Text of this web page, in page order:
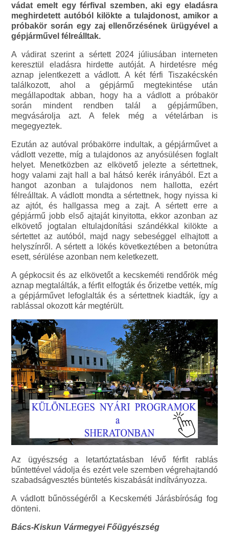
vádat emelt egy férfival szemben, aki egy eladásra
meghirdetett autóból kilökte a tulajdonost, amikor a
próbakör során egy zaj ellenőrzésének ürügyével a
gépjárművel félreálltak.
A vádirat szerint a sértett 2024 júliusában interneten
keresztül eladásra hirdette autóját. A hirdetésre még
aznap jelentkezett a vádlott. A két férfi Tiszakécskén
találkozott, ahol a gépjármű megtekintése után
megállapodtak abban, hogy ha a vádlott a próbakör
során mindent rendben talál a gépjárműben,
megvásárolja azt. A felek még a vételárban is
megegyeztek.
Ezután az autóval próbakörre indultak, a gépjárművet a
vádlott vezette, míg a tulajdonos az anyósülésen foglalt
helyet. Menetközben az elkövető jelezte a sértettnek,
hogy valami zajt hall a bal hátsó kerék irányából. Ezt a
hangot azonban a tulajdonos nem hallotta, ezért
félreálltak. A vádlott mondta a sértettnek, hogy nyissa ki
az ajtót, és hallgassa meg a zajt. A sértett erre a
gépjármű jobb első ajtaját kinyitotta, ekkor azonban az
elkövető jogtalan eltulajdonítási szándékkal kilökte a
sértettet az autóból, majd nagy sebeséggel elhajtott a
helyszínről. A sértett a lökés következtében a betonútra
esett, sérülése azonban nem keletkezett.
A gépkocsit és az elkövetőt a kecskeméti rendőrök még
aznap megtalálták, a férfit elfogták és őrizetbe vették, míg
a gépjárművet lefoglalták és a sértettnek kiadták, így a
rablással okozott kár megtérült.
Az ügyészség a letartóztatásban lévő férfit rablás
bűntettével vádolja és ezért vele szemben végrehajtandó
szabadságvesztés büntetés kiszabását indítványozza.
A vádlott bűnösségéről a Kecskeméti Járásbíróság fog
dönteni.
Bács-Kiskun Vármegyei Főügyészség